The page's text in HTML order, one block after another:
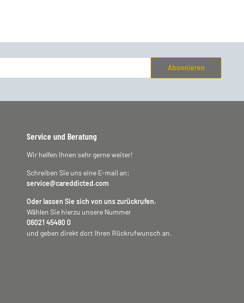
Abonnieren
Service und Beratung
Wir helfen Ihnen sehr gerne weiter!
Schreiben Sie uns eine E-mail an:
service@careddicted.com
Oder lassen Sie sich von uns zurückrufen.
Wählen Sie hierzu unsere Nummer
06021 45480 0
und geben direkt dort Ihren Rückrufwunsch an.